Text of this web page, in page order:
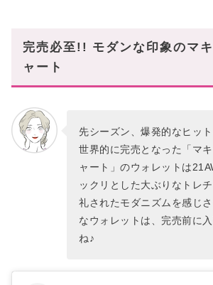
完売必至!! モダンな印象のマ
ャート
先シーズン、爆発的なヒッ
世界的に完売となった「マ
ャート」のウォレットは
ックリとした大ぶりなトレ
礼されたモダニズムを感じ
なウォレットは、完売前に
ね♪